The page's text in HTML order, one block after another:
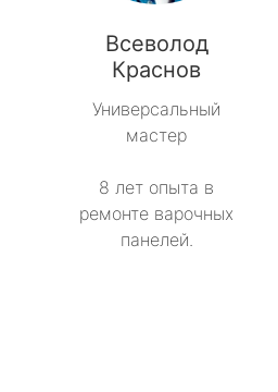
Всеволод
Краснов
Универсальный
мастер
8 лет опыта в
ремонте варочных
панелей.